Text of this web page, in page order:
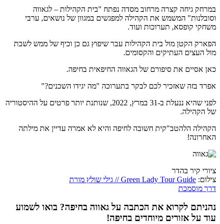
במרחק גיחה קצרה מרחוב מסדה נפתח "בית הקהילות – לגאווה
וסובלנות" המשמש את הקהילה למפגשים במגוון של נושאים, ערבי
משחקי קופסא, תערוכות ועוד.
הפארק הקטן מול בית הקהילות עבר שיפוץ גם כן וכיף של ממש לשבת
מול העצים העתיקים והקסומים.
כאן אסיים את סיפורם של הגאווה החיפאית בחיפה.
אפרד בזה שאזכיר לכם לבקר בתערוכה "מה יגידו השכנים?"
לפני שהיא ננעלת ב-31 במרץ, 2022, שנותנת יותר פרטים על ההיסטוריה
של הקהילה.
הקהילה הלהטב"קית חשובה לחיפה והיא לא אמרה עדיין את מילתה
האחרונה!
ציורי קיר בהדר
צילום:
Green Lady Tour Guide // גילי שולץ מורת
דרך מוסמכת
נהניתם לקרוא את הכתבה על גאווה בחיפה? בואו לשמוע
עוד על אזורים מיוחדים בחיפה!